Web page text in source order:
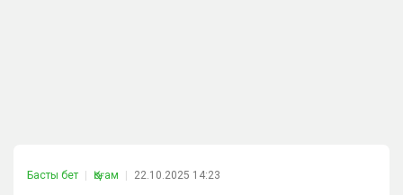
Басты бет Қоғам 22.10.2025 14:23